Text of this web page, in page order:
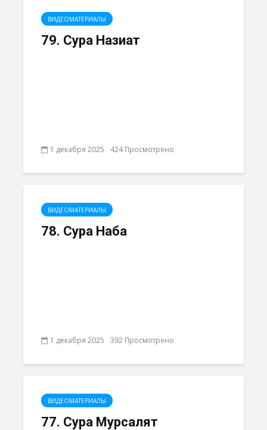
ВИДЕОМАТЕРИАЛЫ
79. Сура Назиат
1 декабря 2025 424 Просмотрено
ВИДЕОМАТЕРИАЛЫ
78. Сура Наба
1 декабря 2025 392 Просмотрено
ВИДЕОМАТЕРИАЛЫ
77. Сура Мурсалят